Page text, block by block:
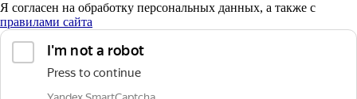
Я согласен на обработку персональных данных, а также с
правилами сайта